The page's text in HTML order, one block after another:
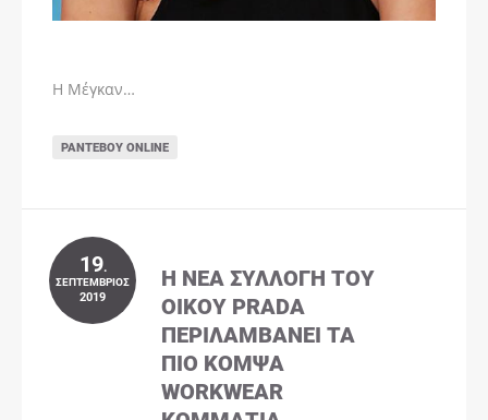
Η Μέγκαν…
ΡΑΝΤΕΒΟΎ ONLINE
19.
ΣΕΠΤΈΜΒΡΙΟΣ
2019
Η ΝΈΑ ΣΥΛΛΟΓΉ ΤΟΥ
ΟΊΚΟΥ PRADA
ΠΕΡΙΛΑΜΒΆΝΕΙ ΤΑ
ΠΙΟ ΚΟΜΨΆ
WORKWEAR